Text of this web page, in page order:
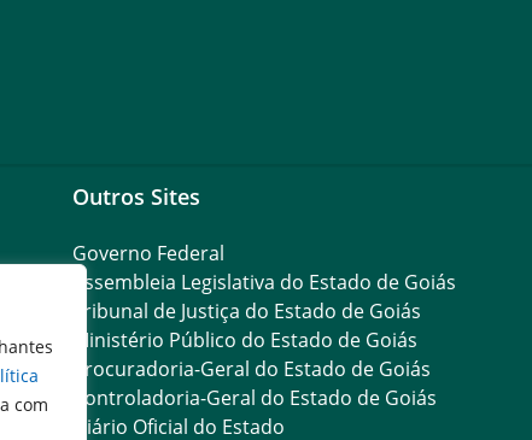
com
Outros Sites
Governo Federal
Assembleia Legislativa do Estado de Goiás
Tribunal de Justiça do Estado de Goiás
Ministério Público do Estado de Goiás
Procuradoria-Geral do Estado de Goiás
Controladoria-Geral do Estado de Goiás
Diário Oficial do Estado